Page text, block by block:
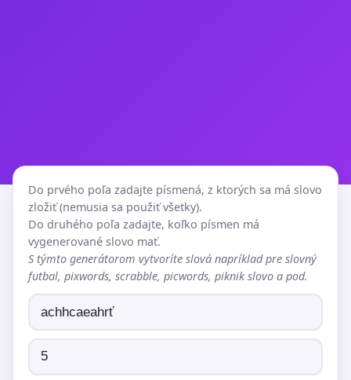
Do prvého poľa zadajte písmená, z ktorých sa má slovo
zložiť (nemusia sa použiť všetky).
Do druhého poľa zadajte, koľko písmen má
vygenerované slovo mať.
S týmto generátorom vytvoríte slová napríklad pre slovný
futbal, pixwords, scrabble, picwords, piknik slovo a pod.